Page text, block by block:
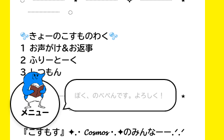
メニュー
ぼく、のべぺんです。よろしく！
┈┈┈┈ ◌
きょーのこすものわく
1 お声がけ&お返事
2 ふりーとーく
3 しつもん
◌ ┈┈┈┈ ⋆ ┈┈┈┈ ✧ ┈┈┈┈ ⋆
┈┈┈┈ ◌
『こすもす』✦.· 𝓒𝓸𝓼𝓶𝓸𝓼 ·.✦のみんなーー.ᐟ.ᐟ